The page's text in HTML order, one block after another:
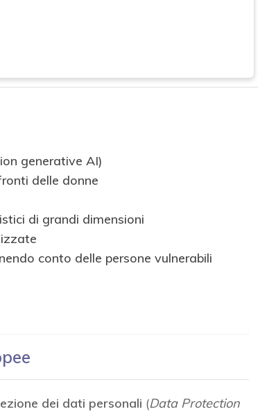
generative AI)
delle donne
di grandi dimensioni
conto delle persone vulnerabili
dei dati personali (Data Protection